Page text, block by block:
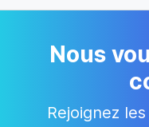
Nous
Rejoignez